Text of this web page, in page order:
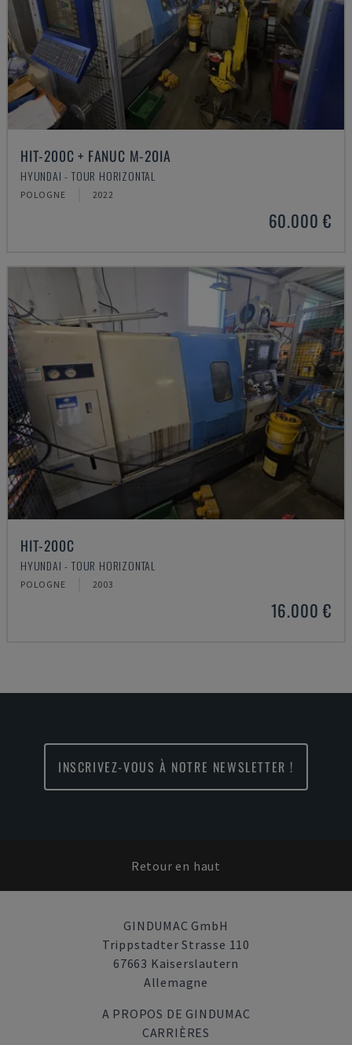
HIT-200C + FANUC M-20IA
HYUNDAI - TOUR HORIZONTAL
POLOGNE 2022
60.000 €
HIT-200C
HYUNDAI - TOUR HORIZONTAL
POLOGNE 2003
16.000 €
INSCRIVEZ-VOUS À NOTRE NEWSLETTER !
Retour en haut
GINDUMAC GmbH
Trippstadter Strasse 110
67663 Kaiserslautern
Allemagne
A PROPOS DE GINDUMAC
CARRIÈRES